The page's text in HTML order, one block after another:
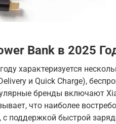
Bank в 2025
характеризуется
и Quick Charge),
бренды включают
что наиболее
поддержкой быстрой